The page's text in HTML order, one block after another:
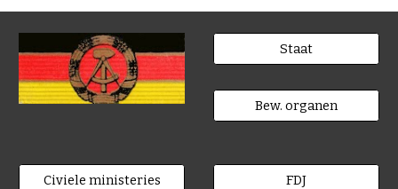
Staat
Bew. organen
Civiele ministeries FDJ